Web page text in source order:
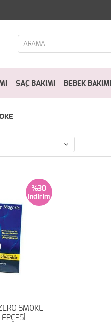
SAÇ BAKIMI BEBEK BAKIMI
SMOKE
%30